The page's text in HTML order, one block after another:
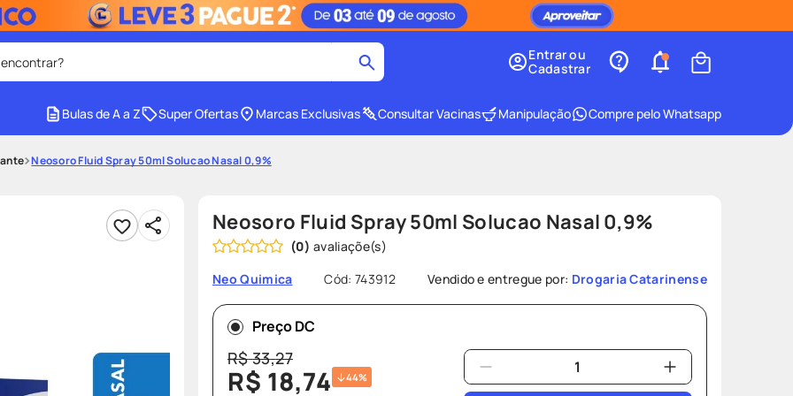
4º protetor solar facial
8º
protetor solar
Entrar ou
Cadastrar
Bulas de A a Z Super Ofertas Marcas Exclusivas Consultar Vacinas Manipulação Compre pelo Whatsapp
Neosoro Fluid Spray 50ml Solucao Nasal 0,9%
Neosoro Fluid Spray 50ml Solucao Nasal 0,9%
(0)
Neo Quimica
Cód:743912 Vendido e entregue por: Drogaria Catarinense
Preço DC
R$33,27
R$ 18,74 44%